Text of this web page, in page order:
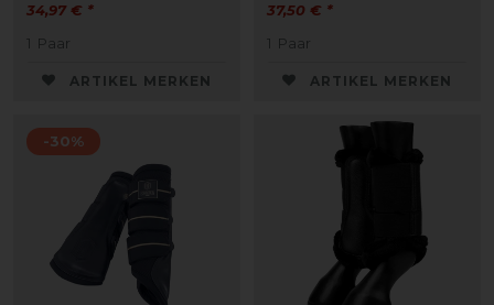
34,97 € *
1 Paar
ARTIKEL MERKEN
37,50 € *
1 Paar
ARTIKEL MERKEN
-30%